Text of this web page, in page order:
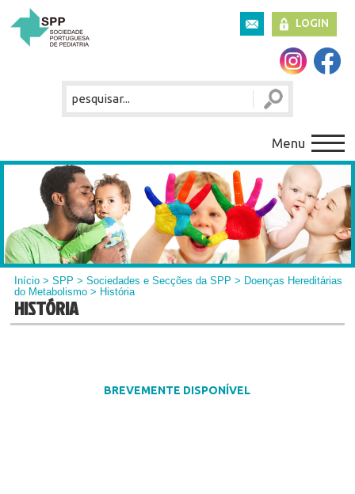
LOGIN
Menu
Início >SPP >Sociedades e Secções da SPP > Doenças Hereditárias
do Metabolismo > História
HISTÓRIA
BREVEMENTE DISPONÍVEL